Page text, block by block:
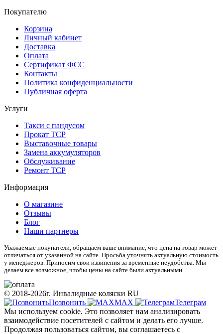
Покупателю
Корзина
Личный кабинет
Доставка
Оплата
Сертификат ФСС
Контакты
Политика конфиденциальности
Публичная оферта
Услуги
Такси с пандусом
Прокат ТСР
Выставочные товары
Замена аккумуляторов
Обслуживание
Ремонт ТСР
Информация
О магазине
Отзывы
Блог
Наши партнеры
Уважаемые покупатели, обращаем ваше внимание, что цена на товар может
отличаться от указанной на сайте. Просьба уточнять актуальную стоимость
у менеджеров. Приносим свои извинения за временные неудобства. Мы
делаем все возможное, чтобы цены на сайте были актуальными.
© 2018-2026г. Инвалидные коляски RU
Позвонить
МАХ
Телеграм
Мы используем cookie. Это позволяет нам анализировать
взаимодействие посетителей с сайтом и делать его лучше.
Продолжая пользоваться сайтом, вы соглашаетесь с